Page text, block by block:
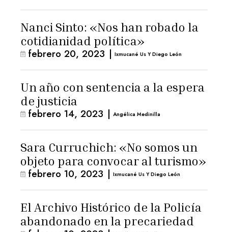
Nanci Sinto: «Nos han robado la
cotidianidad política»
febrero 20, 2023 | Ixmucané Us Y Diego León
Un año con sentencia a la espera
de justicia
febrero 14, 2023 | Angélica Medinilla
Sara Curruchich: «No somos un
objeto para convocar al turismo»
febrero 10, 2023 | Ixmucané Us Y Diego León
El Archivo Histórico de la Policía
abandonado en la precariedad